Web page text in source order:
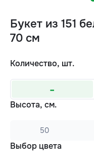
Букет из 151
70 см
Количество, шт.
-
Высота, см.
50
Выбор цвета